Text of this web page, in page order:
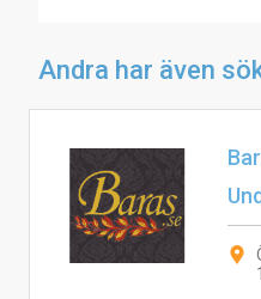
Andra har även